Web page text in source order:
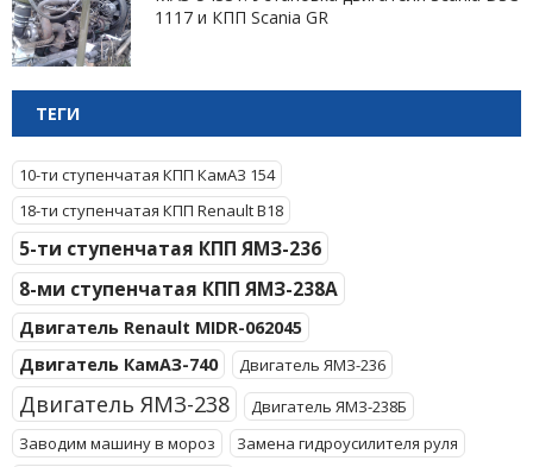
1117 и КПП Scania GR
ТЕГИ
10-ти ступенчатая КПП КамАЗ 154
18-ти ступенчатая КПП Renault B18
5-ти ступенчатая КПП ЯМЗ-236
8-ми ступенчатая КПП ЯМЗ-238А
Двигатель Renault MIDR-062045
Двигатель КамАЗ-740
Двигатель ЯМЗ-236
Двигатель ЯМЗ-238
Двигатель ЯМЗ-238Б
Заводим машину в мороз
Замена гидроусилителя руля